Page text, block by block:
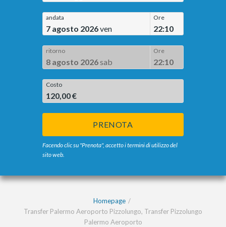
andata
7 agosto 2026ven
Ore
22:10
ritorno
8 agosto 2026sab
Ore
22:10
Costo
120,00 €
PRENOTA
Facendo clic su "Prenota", accetto i termini di utilizzo del
sito web.
Homepage
Transfer Palermo Aeroporto Pizzolungo, Transfer Pizzolungo
Palermo Aeroporto